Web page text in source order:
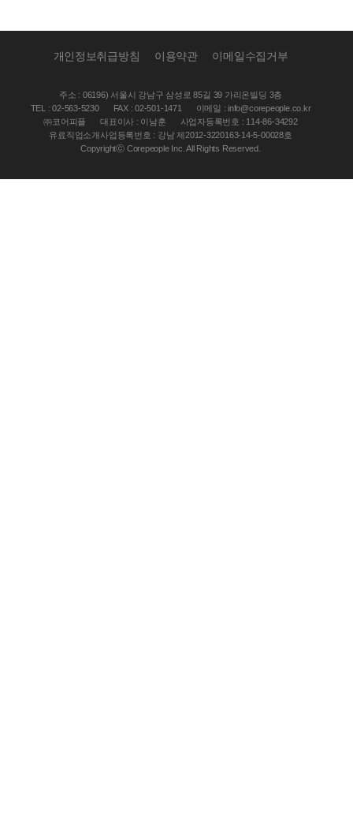
개인정보취급방침 이용약관 이메일수집거부
주소 : 06196) 서울시 강남구 삼성로 85길 39 가리온빌딩 3층
TEL : 02-563-5230
FAX : 02-501-1471
이메일 : info@corepeople.co.kr
㈜코어피플
대표이사 : 이남훈
사업자등록번호 : 114-86-34292
유료직업소개사업등록번호 : 강남 제2012-3220163-14-5-00028호
Copyrightⓒ Corepeople Inc. All Rights Reserved.